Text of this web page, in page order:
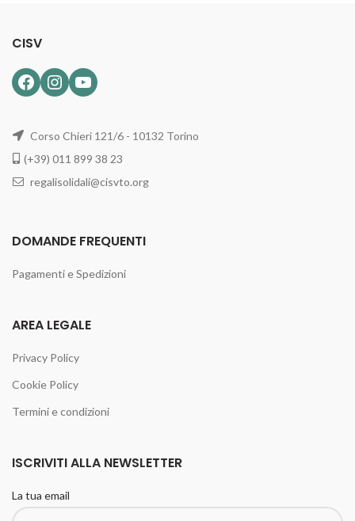
CISV
Facebook
Instagram
YouTube
Corso Chieri 121/6 - 10132 Torino
(+39) 011 899 38 23
regalisolidali@cisvto.org
DOMANDE FREQUENTI
Pagamenti e Spedizioni
AREA LEGALE
Privacy Policy
Cookie Policy
Termini e condizioni
ISCRIVITI ALLA NEWSLETTER
La tua email